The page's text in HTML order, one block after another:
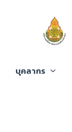
บุคลากร